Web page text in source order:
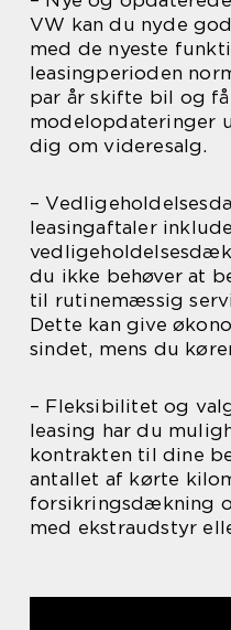
VW kan du nyde
med de nyeste
leasingperioden
par år skifte bil og
modelopdateringer
dig om videresalg.
–
leasingaftaler
du ikke behøver at
til rutinemæssig
Dette kan give
sindet, mens du
– Fleksibilitet og
leasing har du
kontrakten til dine
antallet af kørte
forsikringsdækning
med ekstraudstyr